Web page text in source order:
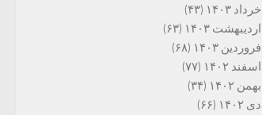
خرداد ۱۴۰۳
(۴۳)
اردیبهشت ۱۴۰۳
(۶۳)
فروردین ۱۴۰۳
(۶۸)
اسفند ۱۴۰۲
(۷۷)
بهمن ۱۴۰۲
(۳۴)
دی ۱۴۰۲
(۶۶)